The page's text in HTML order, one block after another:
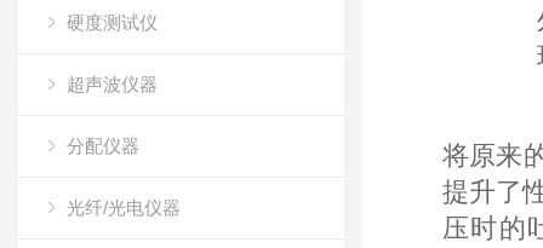
硬度测试仪
超声波仪器
分配仪器
光纤/光电仪器
将原来
提升了
压时的